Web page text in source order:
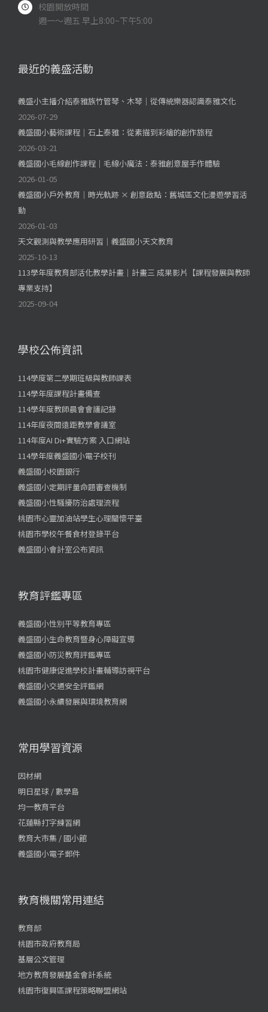
校園開放時間
週一～週五 早上8:00~下午5:00
最近的義盛活動
義盛小主播介紹泰雅族竹管琴、木琴｜從傳統樂器認識泰雅文化
2026-07-29
義盛國小藝術課程｜石上泰雅：從素描到彩繪的創作旅程
2026-03-21
義盛國小毛線創作課程｜毛線小魔法：泰雅創意屋手作體驗
2026-01-05
義盛國小戶外教育｜時光軌跡 × 創意啟點：舊城區文化漫遊學習活
動
2026-01-03
天文觀測與教學應用研習｜義盛國小天文教育
2025-10-13
113學年度教育部活化教學計畫｜計畫三 成果影片【課程發展與教師
專業支持】
2025-09-04
學校公佈資訊
114學度第二學期班級與教師課表
114學年度課程計畫備查
114學年度教師晨會會議記錄
114年度夜間遠距教學會議室
114年度AI Di+實驗方案 入口網站
114學年度義盛國小電子校刊
義盛國小校園銀行
義盛國小定期評量命題審查機制
義盛國小性騷擾防治處理流程
桃園市心靈加油站學生心理關懷平臺
桃園市學校午餐食材登錄平台
義盛國小會計室公布資訊
教育評鑑專區
義盛國小性別平等教育專區
義盛國小生命教育暨身心障礙宣導
義盛國小防災教育評鑑專區
桃園市健康促進學校計畫輔導訪視平台
義盛國小交通安全評鑑網
義盛國小永續發展與環境教育網
常用學習資源
因材網
明日星球 / 數學島
均一教育平台
花蓮縣打字練習網
教育大市集 / 國小館
義盛國小電子郵件
教育機關常用連結
教育部
桃園市政府教育局
基層公文管理
地方教育發展基金會計系統
桃園市復興區課程策略聯盟網站